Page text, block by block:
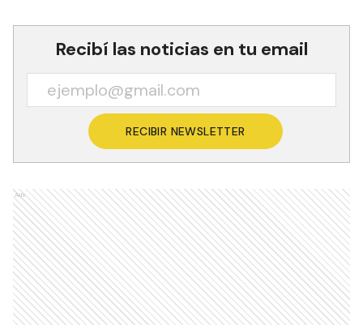
Recibí las noticias en tu email
RECIBIR NEWSLETTER
Ads